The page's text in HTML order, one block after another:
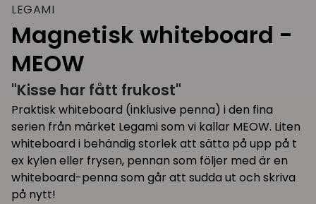
LEGAMI
Magnetisk whiteboard -
MEOW
"Kisse har fått frukost"
Praktisk whiteboard (inklusive penna) i den fina
serien från märket Legami som vi kallar MEOW. Liten
whiteboard i behändig storlek att sätta på upp på t
ex kylen eller frysen, pennan som följer med är en
whiteboard-penna som går att sudda ut och skriva
på nytt!